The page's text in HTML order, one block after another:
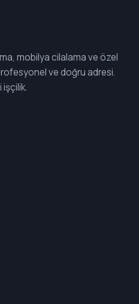
mobilya cilalama ve özel
ve doğru adresi.
işçilik.